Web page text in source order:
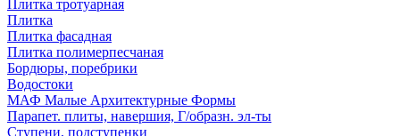
Плитка тротуарная
Плитка
Плитка фасадная
Плитка полимерпесчаная
Бордюры, поребрики
Водостоки
МАФ Малые Архитектурные Формы
Парапет. плиты, навершия, Г/образн. эл-ты
Ступени, подступенки